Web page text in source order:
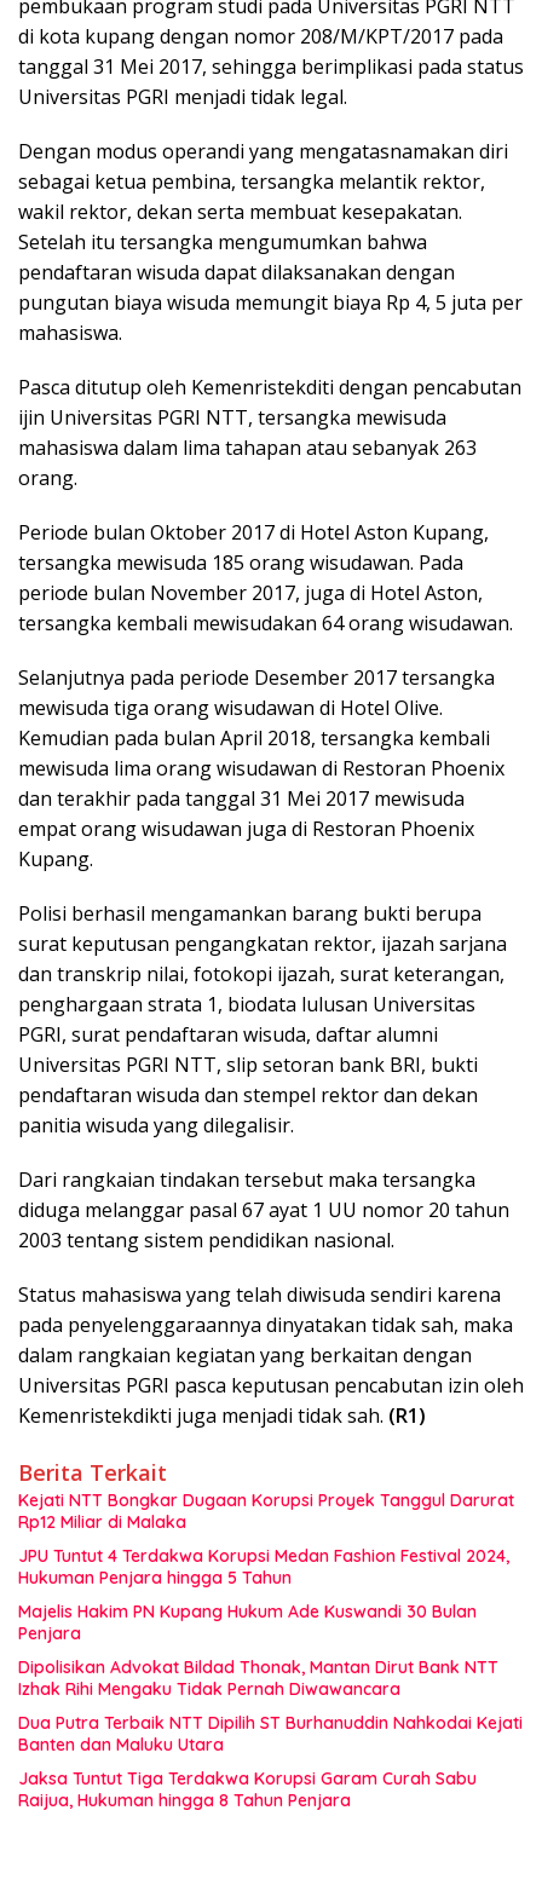
pembukaan program studi pada Universitas PGRI NTT
di kota kupang dengan nomor 208/M/KPT/2017 pada
tanggal 31 Mei 2017, sehingga berimplikasi pada status
Universitas PGRI menjadi tidak legal.
Dengan modus operandi yang mengatasnamakan diri
sebagai ketua pembina, tersangka melantik rektor,
wakil rektor, dekan serta membuat kesepakatan.
Setelah itu tersangka mengumumkan bahwa
pendaftaran wisuda dapat dilaksanakan dengan
pungutan biaya wisuda memungit biaya Rp 4, 5 juta per
mahasiswa.
Pasca ditutup oleh Kemenristekditi dengan pencabutan
ijin Universitas PGRI NTT, tersangka mewisuda
mahasiswa dalam lima tahapan atau sebanyak 263
orang.
Periode bulan Oktober 2017 di Hotel Aston Kupang,
tersangka mewisuda 185 orang wisudawan. Pada
periode bulan November 2017, juga di Hotel Aston,
tersangka kembali mewisudakan 64 orang wisudawan.
Selanjutnya pada periode Desember 2017 tersangka
mewisuda tiga orang wisudawan di Hotel Olive.
Kemudian pada bulan April 2018, tersangka kembali
mewisuda lima orang wisudawan di Restoran Phoenix
dan terakhir pada tanggal 31 Mei 2017 mewisuda
empat orang wisudawan juga di Restoran Phoenix
Kupang.
Polisi berhasil mengamankan barang bukti berupa
surat keputusan pengangkatan rektor, ijazah sarjana
dan transkrip nilai, fotokopi ijazah, surat keterangan,
penghargaan strata 1, biodata lulusan Universitas
PGRI, surat pendaftaran wisuda, daftar alumni
Universitas PGRI NTT, slip setoran bank BRI, bukti
pendaftaran wisuda dan stempel rektor dan dekan
panitia wisuda yang dilegalisir.
Dari rangkaian tindakan tersebut maka tersangka
diduga melanggar pasal 67 ayat 1 UU nomor 20 tahun
2003 tentang sistem pendidikan nasional.
Status mahasiswa yang telah diwisuda sendiri karena
pada penyelenggaraannya dinyatakan tidak sah, maka
dalam rangkaian kegiatan yang berkaitan dengan
Universitas PGRI pasca keputusan pencabutan izin oleh
Kemenristekdikti juga menjadi tidak sah. (R1)
Berita Terkait
Kejati NTT Bongkar Dugaan Korupsi Proyek Tanggul Darurat
Rp12 Miliar di Malaka
JPU Tuntut 4 Terdakwa Korupsi Medan Fashion Festival 2024,
Hukuman Penjara hingga 5 Tahun
Majelis Hakim PN Kupang Hukum Ade Kuswandi 30 Bulan
Penjara
Dipolisikan Advokat Bildad Thonak, Mantan Dirut Bank NTT
Izhak Rihi Mengaku Tidak Pernah Diwawancara
Dua Putra Terbaik NTT Dipilih ST Burhanuddin Nahkodai Kejati
Banten dan Maluku Utara
Jaksa Tuntut Tiga Terdakwa Korupsi Garam Curah Sabu
Raijua, Hukuman hingga 8 Tahun Penjara